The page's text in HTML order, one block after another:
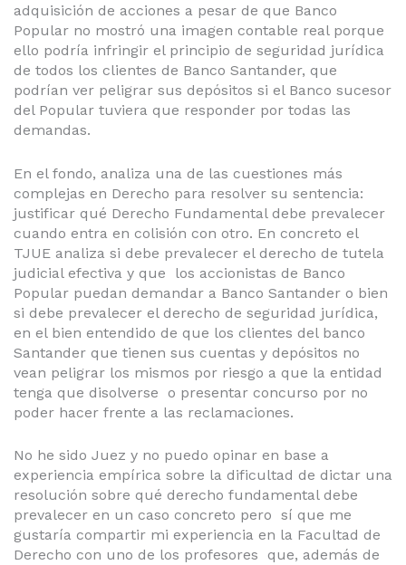
adquisición de acciones a pesar de que Banco
Popular no mostró una imagen contable real porque
ello podría infringir el principio de seguridad jurídica
de todos los clientes de Banco Santander, que
podrían ver peligrar sus depósitos si el Banco sucesor
del Popular tuviera que responder por todas las
demandas.
En el fondo, analiza una de las cuestiones más
complejas en Derecho para resolver su sentencia:
justificar qué Derecho Fundamental debe prevalecer
cuando entra en colisión con otro. En concreto el
TJUE analiza si debe prevalecer el derecho de tutela
judicial efectiva y que los accionistas de Banco
Popular puedan demandar a Banco Santander o bien
si debe prevalecer el derecho de seguridad jurídica,
en el bien entendido de que los clientes del banco
Santander que tienen sus cuentas y depósitos no
vean peligrar los mismos por riesgo a que la entidad
tenga que disolverse o presentar concurso por no
poder hacer frente a las reclamaciones.
No he sido Juez y no puedo opinar en base a
experiencia empírica sobre la dificultad de dictar una
resolución sobre qué derecho fundamental debe
prevalecer en un caso concreto pero sí que me
gustaría compartir mi experiencia en la Facultad de
Derecho con uno de los profesores que, además de